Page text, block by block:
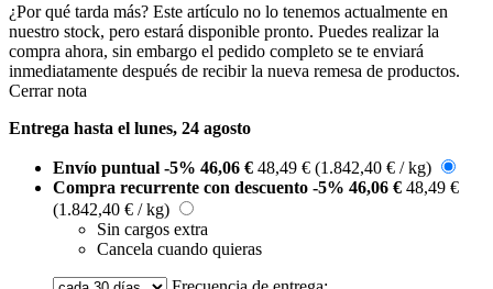
¿Por qué tarda más? Este artículo no lo tenemos actualmente en
nuestro stock, pero estará disponible pronto. Puedes realizar la
compra ahora, sin embargo el pedido completo se te enviará
inmediatamente después de recibir la nueva remesa de productos.
Cerrar nota
Entrega hasta el lunes, 24 agosto
Envío puntual -5% 46,06 € 48,49 € (1.842,40 € / kg)
Compra recurrente con descuento -5% 46,06 € 48,49 €
(1.842,40 € / kg)
Sin cargos extra
Cancela cuando quieras